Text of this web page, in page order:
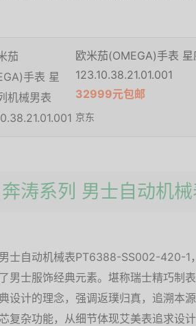
欧米茄(OMEGA)手表
123.10.38.21.01.001
32999元包邮
京东
涛系列 男士自动机
士自动机械表PT6388-SS002-420-1
男士服饰经典元素。堪称瑞士精巧制
设计的理念，强调返璞归真，追溯本
复杂功能，从细节体现艾美表追求设